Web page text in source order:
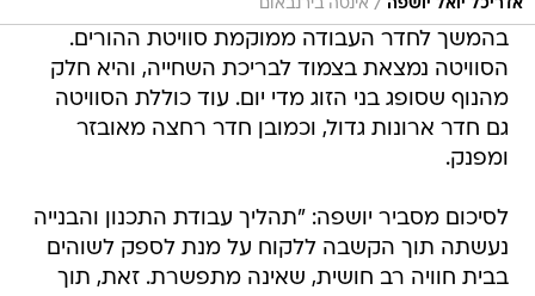
אדריכל יואל יושפה / אינסה בירנבאום
בהמשך לחדר העבודה ממוקמת סוויטת ההורים.
הסוויטה נמצאת בצמוד לבריכת השחייה, והיא חלק
מהנוף שסופג בני הזוג מדי יום. עוד כוללת הסוויטה
גם חדר ארונות גדול, וכמובן חדר רחצה מאובזר
ומפנק.
לסיכום מסביר יושפה: "תהליך עבודת התכנון והבנייה
נעשתה תוך הקשבה ללקוח על מנת לספק לשוהים
בבית חוויה רב חושית, שאינה מתפשרת. זאת, תוך